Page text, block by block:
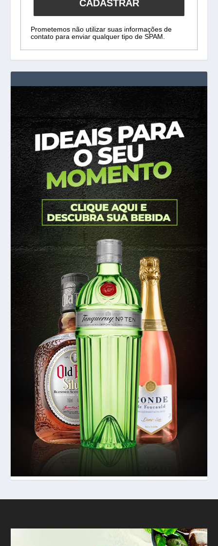
CADASTRAR
Prometemos não utilizar suas informações de
contato para enviar qualquer tipo de SPAM.